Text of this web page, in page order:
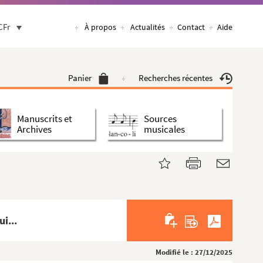
À propos Actualités Contact Aide
Panier Recherches récentes
Manuscrits et
Archives
Sources
musicales
Modifié le : 27/12/2025